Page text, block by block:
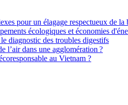
pour un élagage respectueux de la
écologiques et économies
diagnostic des troubles digestifs
l’air dans une agglomération ?
au Vietnam ?